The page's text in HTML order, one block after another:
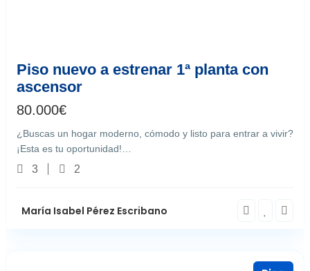
Piso nuevo a estrenar 1ª planta con
ascensor
80.000€
¿Buscas un hogar moderno, cómodo y listo para entrar a vivir?
¡Esta es tu oportunidad!…
3 2
María Isabel Pérez Escribano